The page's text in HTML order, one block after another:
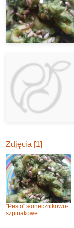
Zdjęcia [1]
"Pesto" słonecznikowo-
szpinakowe